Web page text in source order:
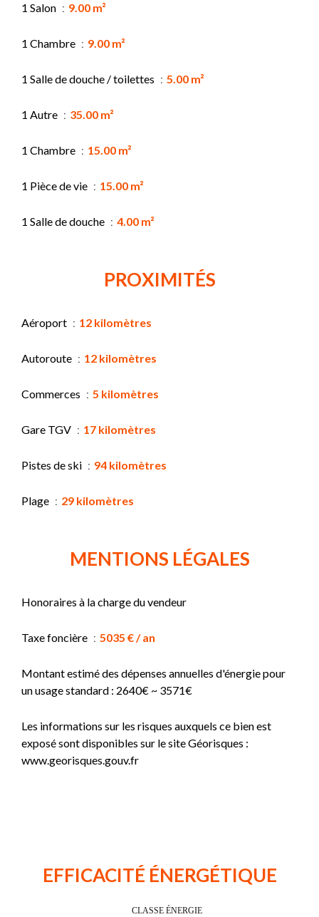
1 Salon 9.00 m²
1 Chambre 9.00 m²
1 Salle de douche / toilettes 5.00 m²
1 Autre 35.00 m²
1 Chambre 15.00 m²
1 Pièce de vie 15.00 m²
1 Salle de douche 4.00 m²
PROXIMITÉS
Aéroport 12 kilomètres
Autoroute 12 kilomètres
Commerces 5 kilomètres
Gare TGV 17 kilomètres
Pistes de ski 94 kilomètres
Plage 29 kilomètres
MENTIONS LÉGALES
Honoraires à la charge du vendeur
Taxe foncière 5035 € / an
Montant estimé des dépenses annuelles d'énergie pour
un usage standard : 2640€ ~ 3571€
Les informations sur les risques auxquels ce bien est
exposé sont disponibles sur le site Géorisques :
www.georisques.gouv.fr
EFFICACITÉ ÉNERGÉTIQUE